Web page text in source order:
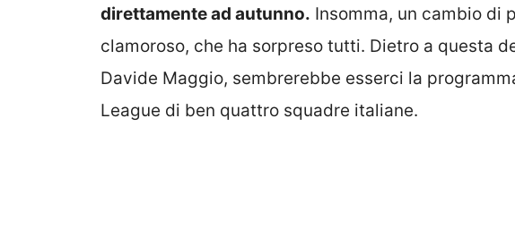
direttamente ad autunno. Insomma, un cambio di
clamoroso, che ha sorpreso tutti. Dietro a questa
Davide Maggio, sembrerebbe esserci la
League di ben quattro squadre italiane.